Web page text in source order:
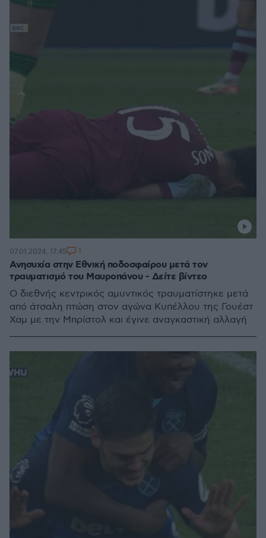
Ανησυχία στην Εθνική ποδοσφαίρου μετά τον
τραυματισμό του Μαυροπάνου - Δείτε βίντεο
Ο διεθνής κεντρικός αμυντικός τραυματίστηκε μετά
από άτσαλη πτώση στον αγώνα Κυπέλλου της Γουέστ
Χαμ με την Μπρίστολ και έγινε αναγκαστική αλλαγή
07.01.2024, 17:45 1